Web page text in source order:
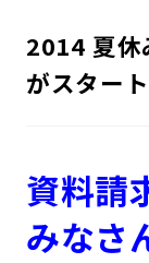
2014 夏休
がスター
資料請
みなさ